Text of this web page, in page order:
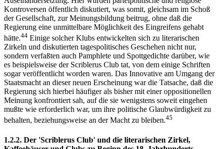
Kontroversen öffentlich diskutiert, was somit, gleichsam im Schoß
der Gesellschaft, zur Meinungsbildung beitrug, ohne daß die
Regierung eine unmittelbare Möglichkeit des Eingreifens gehabt
hätte.44 Einige solcher Klubs entwickelten sich zu literarischen
Zirkeln und diskutierten tagespolitisches Geschehen nicht nur,
sondern verfaßten auch Pamphlete und Spottgedichte darüber, wie
es beispielsweise der Scriblerus Club tat, von dem einige Schriften
sogar veröffentlicht worden waren. Das Innovative am Umgang der
Staatsmacht an dieser neuen Erscheinung war die Tatsache, daß die
Regierung sich hierbei häufiger als bisher mit einer oppositionellen
Meinung konfrontiert sah, auf die sie wenigstens soweit eingehen
mußte wie erforderlich war, um ihre politische Glaubwürdigkeit zu
behalten, beziehungsweise an der Macht zu bleiben.45
1.2.2. Der 'Scriblerus Club' und die literarischen Zirkel,